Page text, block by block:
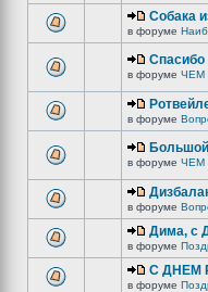
Собака
в форуме
Спасибо
в форуме ЧЕМ
в форуме
в форуме ЧЕМ
в форуме
Дима, с
в форуме
C ДНЕМ
в форуме